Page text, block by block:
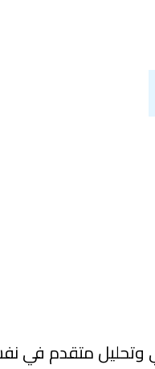
وتحليل متقدم في